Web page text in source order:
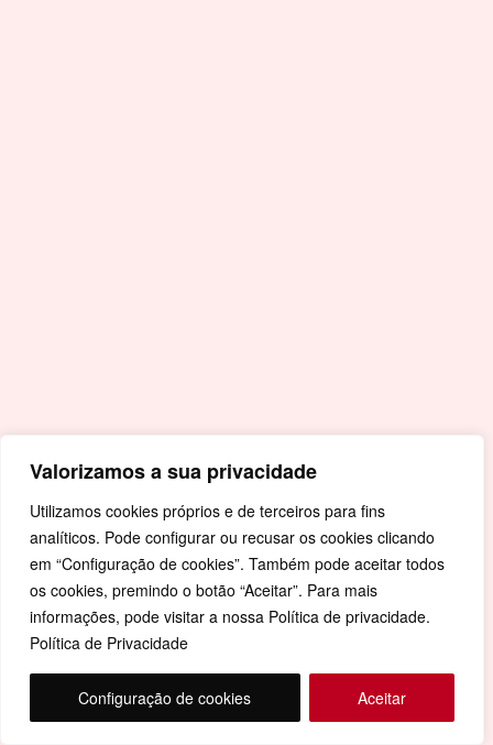
Valorizamos a sua privacidade
Utilizamos cookies próprios e de terceiros para fins
analíticos. Pode configurar ou recusar os cookies clicando
em “Configuração de cookies”. Também pode aceitar todos
os cookies, premindo o botão “Aceitar”. Para mais
informações, pode visitar a nossa Política de privacidade.
Política de Privacidade
Configuração de cookies Aceitar